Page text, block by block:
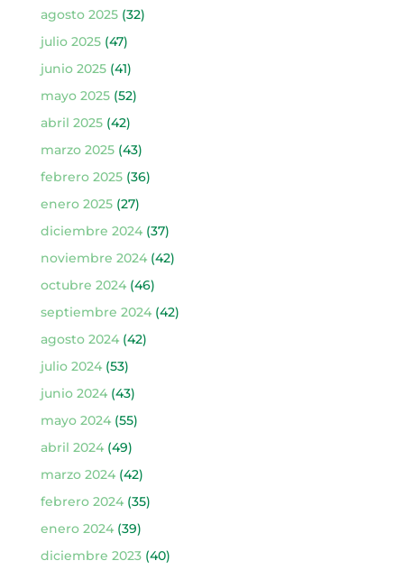
agosto 2025(32)
julio 2025(47)
junio 2025(41)
mayo 2025(52)
abril 2025(42)
marzo 2025(43)
febrero 2025(36)
enero 2025(27)
diciembre 2024(37)
noviembre 2024(42)
octubre 2024(46)
septiembre 2024(42)
agosto 2024(42)
julio 2024(53)
junio 2024(43)
mayo 2024(55)
abril 2024(49)
marzo 2024(42)
febrero 2024(35)
enero 2024(39)
diciembre 2023(40)